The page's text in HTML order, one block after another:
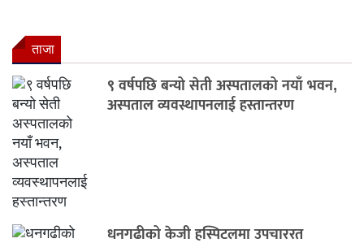
ताजा
९ वर्षपछि बन्यो सेती अस्पतालको नयाँ भवन,
अस्पताल व्यवस्थापनलाई हस्तान्तरण
धनगढीको केजी हस्पिटलमा उपचाररत